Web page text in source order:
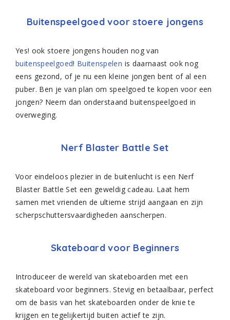
Buitenspeelgoed voor stoere jongens
Yes! ook stoere jongens houden nog van
buitenspeelgoed! Buitenspelen is daarnaast ook nog
eens gezond, of je nu een kleine jongen bent of al een
puber. Ben je van plan om speelgoed te kopen voor een
jongen? Neem dan onderstaand buitenspeelgoed in
overweging.
Nerf Blaster Battle Set
Voor eindeloos plezier in de buitenlucht is een Nerf
Blaster Battle Set een geweldig cadeau. Laat hem
samen met vrienden de ultieme strijd aangaan en zijn
scherpschuttersvaardigheden aanscherpen.
Skateboard voor Beginners
Introduceer de wereld van skateboarden met een
skateboard voor beginners. Stevig en betaalbaar, perfect
om de basis van het skateboarden onder de knie te
krijgen en tegelijkertijd buiten actief te zijn.